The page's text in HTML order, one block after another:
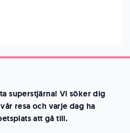
superstjärna! Vi söker dig
resa och varje dag ha
att gå till.